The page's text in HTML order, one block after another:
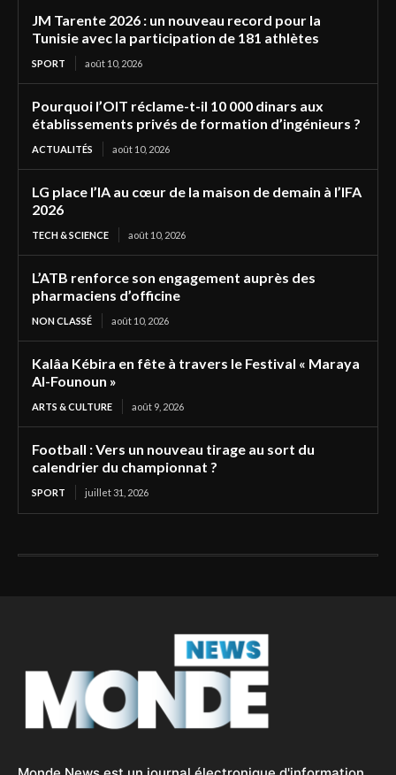
JM Tarente 2026 : un nouveau record pour la
Tunisie avec la participation de 181 athlètes
SPORT août 10, 2026
Pourquoi l’OIT réclame-t-il 10 000 dinars aux
établissements privés de formation d’ingénieurs ?
ACTUALITÉS août 10, 2026
LG place l’IA au cœur de la maison de demain à l’IFA
2026
TECH & SCIENCE août 10, 2026
L’ATB renforce son engagement auprès des
pharmaciens d’officine
NON CLASSÉ août 10, 2026
Kalâa Kébira en fête à travers le Festival « Maraya
Al-Founoun »
ARTS & CULTURE août 9, 2026
Football : Vers un nouveau tirage au sort du
calendrier du championnat ?
SPORT juillet 31, 2026